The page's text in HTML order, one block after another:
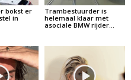
bokst er
in
Trambestuurder is
helemaal klaar met
asociale BMW rijder…